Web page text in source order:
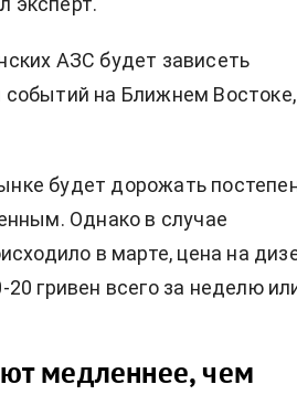
АЗС будет зависеть
событий на Ближнем Востоке,
будет дорожать
Однако в случае
в марте, цена на
гривен всего за неделю
медленнее, чем